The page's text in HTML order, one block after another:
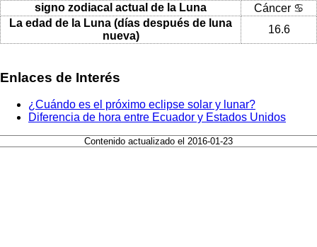
signo zodiacal actual de la Luna
Cáncer ♋
La edad de la Luna (días después de luna
nueva)
16.6
Enlaces de Interés
¿Cuándo es el próximo eclipse solar y lunar?
Diferencia de hora entre Ecuador y Estados Unidos
Contenido actualizado el 2016-01-23